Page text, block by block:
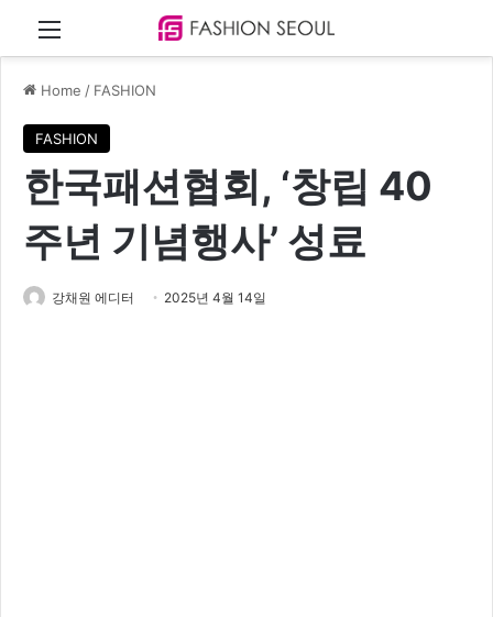
Menu
Home / FASHION
FASHION
한국패션협회, ‘창립 40
주년 기념행사’ 성료
강채원 에디터 2025년 4월 14일